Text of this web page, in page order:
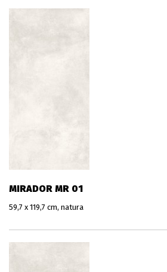
MIRADOR MR 01
59,7 x 119,7 cm, natura